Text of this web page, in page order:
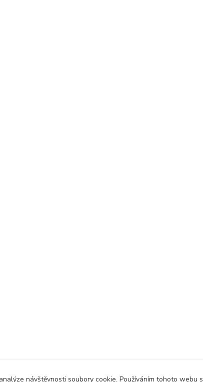
návštěvnosti soubory cookie. Používáním tohoto webu s